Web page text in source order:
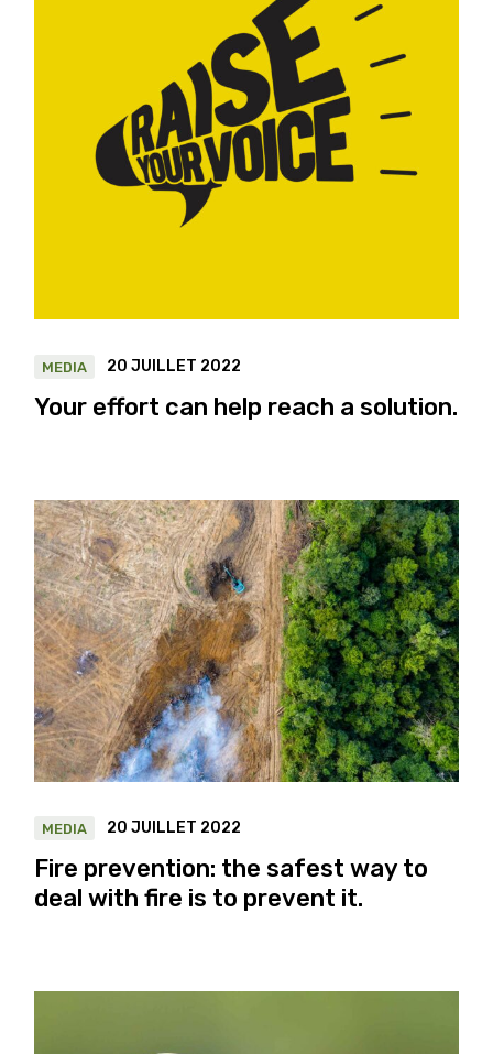
MEDIA 20 JUILLET 2022
Your effort can help reach a solution.
MEDIA 20 JUILLET 2022
Fire prevention: the safest way to
deal with fire is to prevent it.